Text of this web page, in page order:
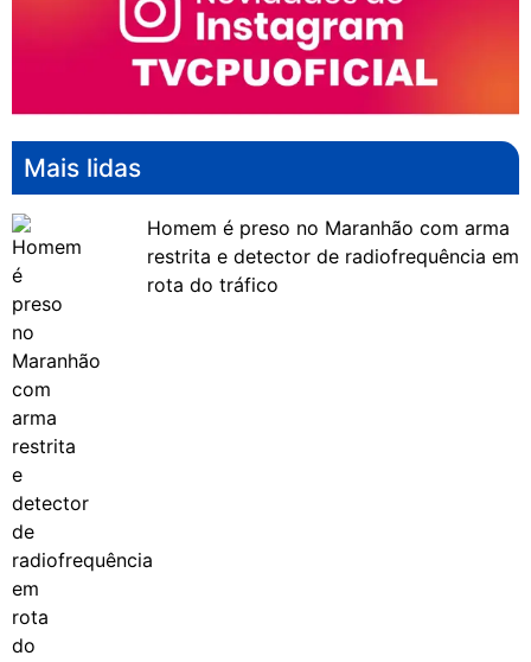
Mais lidas
Homem é preso no Maranhão com arma
restrita e detector de radiofrequência em
rota do tráfico